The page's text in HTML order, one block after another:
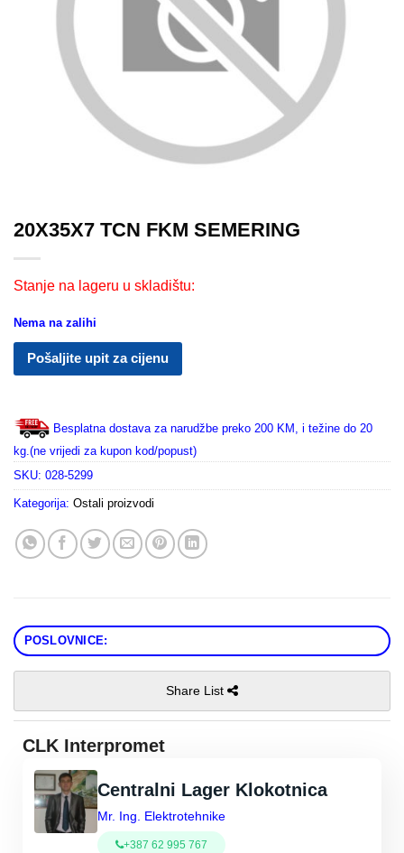
20X35X7 TCN FKM SEMERING
Stanje na lageru u skladištu:
Nema na zalihi
Pošaljite upit za cijenu
Besplatna dostava za narudžbe preko 200 KM, i težine do 20
kg.(ne vrijedi za kupon kod/popust)
SKU: 028-5299
Kategorija: Ostali proizvodi
POSLOVNICE:
Share List
CLK Interpromet
Centralni Lager Klokotnica
Mr. Ing. Elektrotehnike
+387 62 995 767